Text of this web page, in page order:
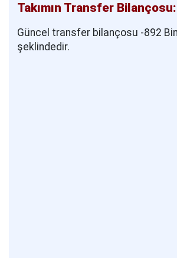
Takımın Transfer Bilançosu:
Güncel transfer bilançosu -892
şeklindedir.